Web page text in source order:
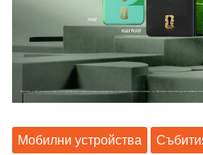
Мобилни устройства